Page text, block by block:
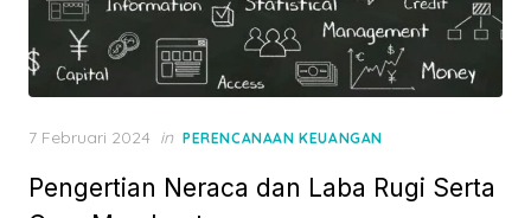
P
s
t
7 Februari 2024 in PERENCANAAN KEUANGAN
Pengertian Neraca dan Laba Rugi Serta